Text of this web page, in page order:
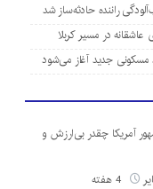
در مسیر کربلا
آمریکا چقدر بی‌ارزش و